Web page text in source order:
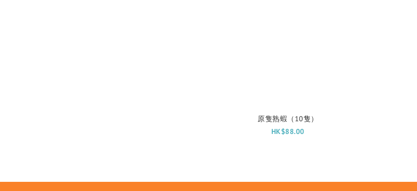
原隻熟蝦（10隻）
HK$88.00